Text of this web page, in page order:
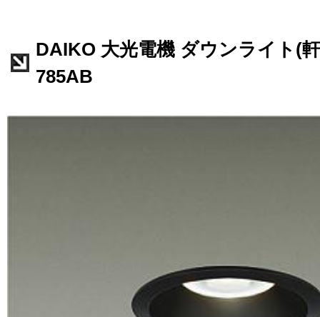
DAIKO 大光電機 ダウンライト(
785AB